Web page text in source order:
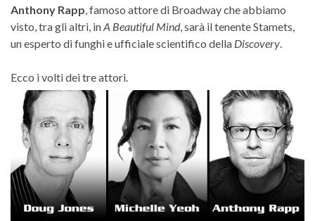
Anthony Rapp , famoso attore di Broadway che abbiamo
visto, tra gli altri, inA Beautiful Mind, sarà il tenente Stamets,
un esperto di funghi e ufficiale scientifico della Discovery
Ecco i volti dei tre attori.